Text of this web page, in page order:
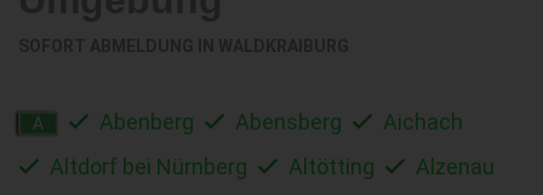
A Abenberg Abensberg
Aichach
Altdorf bei Nürnberg
Altötting
Alzenau